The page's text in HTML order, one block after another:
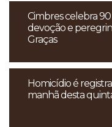
Cimbres celebra
devoção e
Graças
Homicídio é
manhã desta